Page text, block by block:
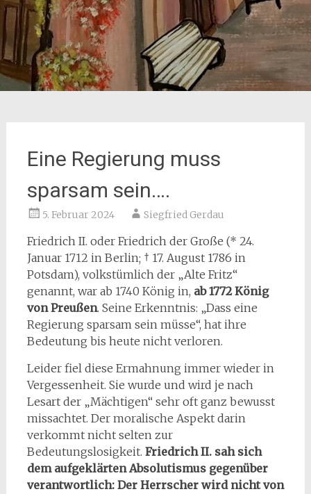
Eine Regierung muss
sparsam sein….
5. Februar 2024 Siegfried Gerdau
Friedrich II. oder Friedrich der Große (* 24.
Januar 1712 in Berlin; † 17. August 1786 in
Potsdam), volkstümlich der „Alte Fritz“
genannt, war ab 1740 König in, ab 1772 König
von Preußen. Seine Erkenntnis: „Dass eine
Regierung sparsam sein müsse“, hat ihre
Bedeutung bis heute nicht verloren.
Leider fiel diese Ermahnung immer wieder in
Vergessenheit. Sie wurde und wird je nach
Lesart der „Mächtigen“ sehr oft ganz bewusst
missachtet. Der moralische Aspekt darin
verkommt nicht selten zur
Bedeutungslosigkeit. Friedrich II. sah sich
dem aufgeklärten Absolutismus gegenüber
verantwortlich: Der Herrscher wird nicht von